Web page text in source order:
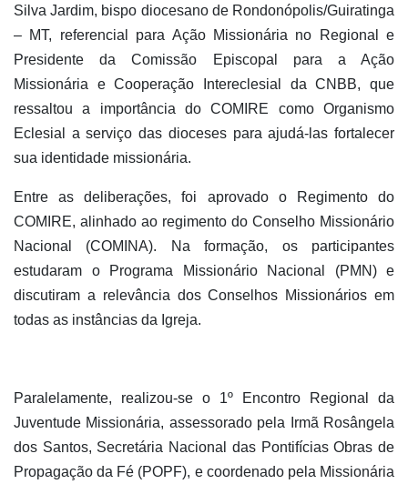
Silva Jardim, bispo diocesano de Rondonópolis/Guiratinga
– MT, referencial para Ação Missionária no Regional e
Presidente da Comissão Episcopal para a Ação
Missionária e Cooperação Intereclesial da CNBB, que
ressaltou a importância do COMIRE como Organismo
Eclesial a serviço das dioceses para ajudá-las fortalecer
sua identidade missionária.
Entre as deliberações, foi aprovado o Regimento do
COMIRE, alinhado ao regimento do Conselho Missionário
Nacional (COMINA). Na formação, os participantes
estudaram o Programa Missionário Nacional (PMN) e
discutiram a relevância dos Conselhos Missionários em
todas as instâncias da Igreja.
Paralelamente, realizou-se o 1º Encontro Regional da
Juventude Missionária, assessorado pela Irmã Rosângela
dos Santos, Secretária Nacional das Pontifícias Obras de
Propagação da Fé (POPF), e coordenado pela Missionária